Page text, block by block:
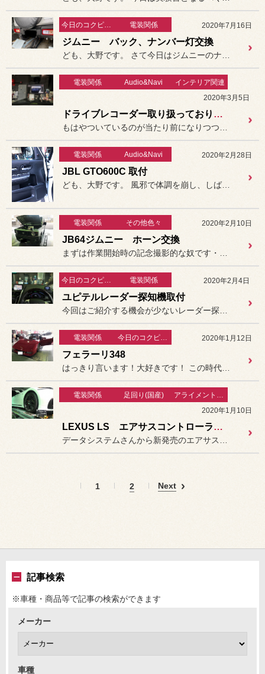
今日のコクピット豊洲 電装関係 2020年7月16日
ジムニー バック、ナンバー灯交換
電装関係 Audio&Navi
インテリア関連
2020年3月5日
ドライブレコーダー取り扱っております！
電装関係 Audio&Navi 2020年2月28日
JBL GTO600C 取付
電装関係 その他色々 2020年2月10日
JB64ジムニー ホーン交換
まずは作業開始時の記念撮影的な奴です・・・
今日のコクピット豊洲 電装関係 2020年2月4日
ユピテルレーダー探知機取付
今回はご紹介する機会が少ないレーダー探知機です。
電装関係 今日のコクピット豊洲 2020年1月12日
フェラーリ348
はっきり言います！大好きです！ この時代のフェラーリ、大好きデス！
電装関係 足回り(国産)
アライメント関連
2020年1月10日
LEXUS LS エアサスコントローラー取付
データシステムさんから新発売のエアサスコントローラー LEXUS ...
1 2 Next
記事検索
※車種・商品等で記事の検索ができます
メーカー
車種